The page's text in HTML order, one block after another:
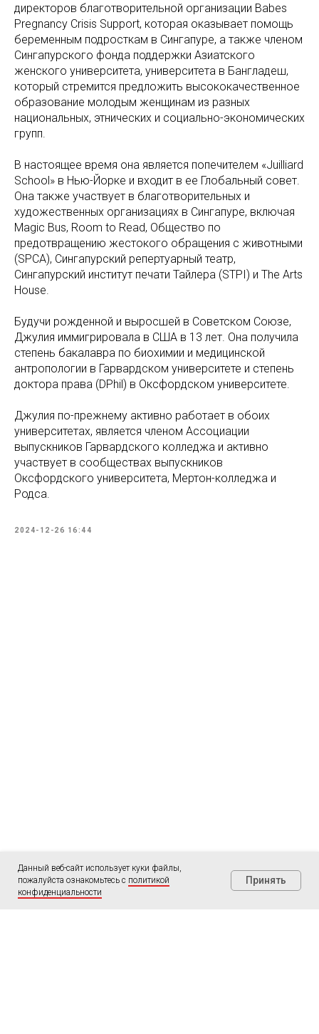
директоров благотворительной организации Babes
Pregnancy Crisis Support, которая оказывает помощь
беременным подросткам в Сингапуре, а также членом
Сингапурского фонда поддержки Азиатского
женского университета, университета в Бангладеш,
который стремится предложить высококачественное
образование молодым женщинам из разных
национальных, этнических и социально-экономических
групп.
В настоящее время она является попечителем «Juilliard
School» в Нью-Йорке и входит в ее Глобальный совет.
Она также участвует в благотворительных и
художественных организациях в Сингапуре, включая
Magic Bus, Room to Read, Общество по
предотвращению жестокого обращения с животными
(SPCA), Сингапурский репертуарный театр,
Сингапурский институт печати Тайлера (STPI) и The Arts
House.
Будучи рожденной и выросшей в Советском Союзе,
Джулия иммигрировала в США в 13 лет. Она получила
степень бакалавра по биохимии и медицинской
антропологии в Гарвардском университете и степень
доктора права (DPhil) в Оксфордском университете.
Джулия по-прежнему активно работает в обоих
университетах, является членом Ассоциации
выпускников Гарвардского колледжа и активно
участвует в сообществах выпускников
Оксфордского университета, Мертон-колледжа и
Родса.
2024-12-26 16:44
Данный веб-сайт использует куки файлы,
пожалуйста ознакомьтесь с политикой
конфиденциальности
Принять